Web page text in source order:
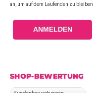
an, um auf dem Laufenden zu bleiben.
ANMELDEN
SHOP-BEWERTUNG